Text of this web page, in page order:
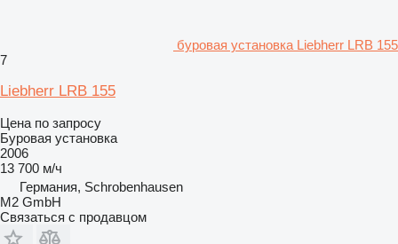
буровая установка Liebherr LRB 155
7
Liebherr LRB 155
Цена по запросу
Буровая установка
2006
13 700 м/ч
Германия, Schrobenhausen
M2 GmbH
Связаться с продавцом